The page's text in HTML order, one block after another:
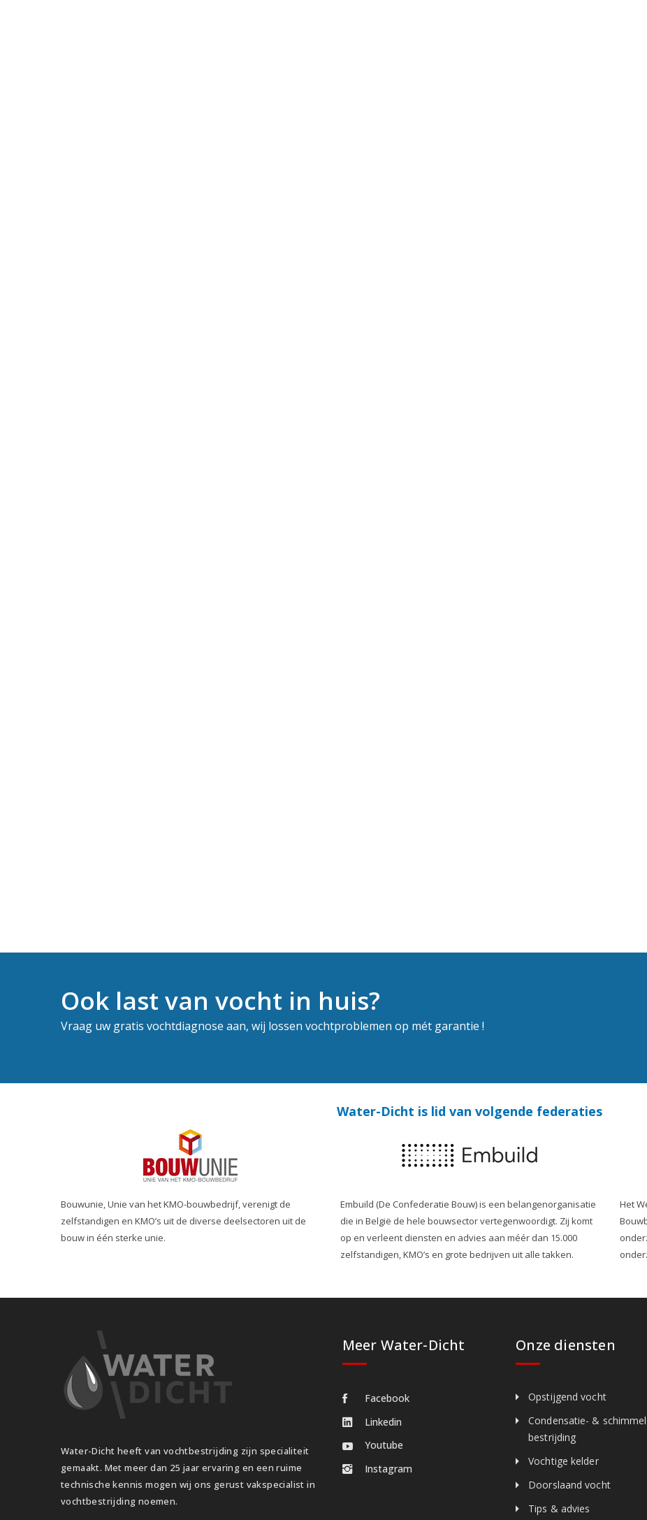
Ook last van vocht in huis?
Vraag uw gratis vochtdiagnose aan, wij lossen vochtproblemen op mét garantie !
Water-Dicht is lid van volgende federaties
Bouwunie, Unie van het KMO-bouwbedrijf, verenigt de
zelfstandigen en KMO’s uit de diverse deelsectoren uit de
bouw in één sterke unie.
Embuild (De Confederatie Bouw) is een belangenorganisatie
die in België de hele bouwsector vertegenwoordigt. Zij komt
op en verleent diensten en advies aan méér dan 15.000
zelfstandigen, KMO’s en grote bedrijven uit alle takken.
Het
Water-Dicht heeft van vochtbestrijding zijn specialiteit
gemaakt. Met meer dan 25 jaar ervaring en een ruime
technische kennis mogen wij ons gerust vakspecialist in
vochtbestrijding noemen.
Meer Water-Dicht
Facebook
Linkedin
Youtube
Instagram
Onze diensten
Opstijgend vocht
Condensatie- & schimmel
bestrijding
Vochtige kelder
Doorslaand vocht
Tips & advies